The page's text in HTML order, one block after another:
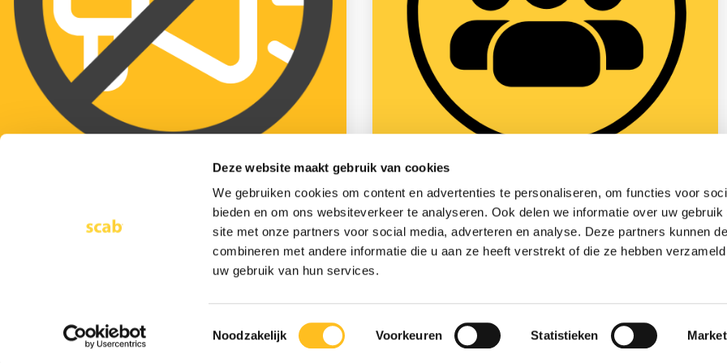
Deze website maakt gebruik van cookies
We gebruiken cookies om content en advertenties te personaliseren, om functies voor
bieden en om ons websiteverkeer te analyseren. Ook delen we informatie over uw gebruik
site met onze partners voor social media, adverteren en analyse. Deze partners kunnen
combineren met andere informatie die u aan ze heeft verstrekt of die ze hebben
uw gebruik van hun services.
Toestemmingsselectie
Noodzakelijk Voorkeuren Statistieken
Stilzitten bij lening aan dga is nog geen
Goed werkgeverschap tijdens de Ramadan
Lees meer >
Dr. Hub van Doorneweg 161